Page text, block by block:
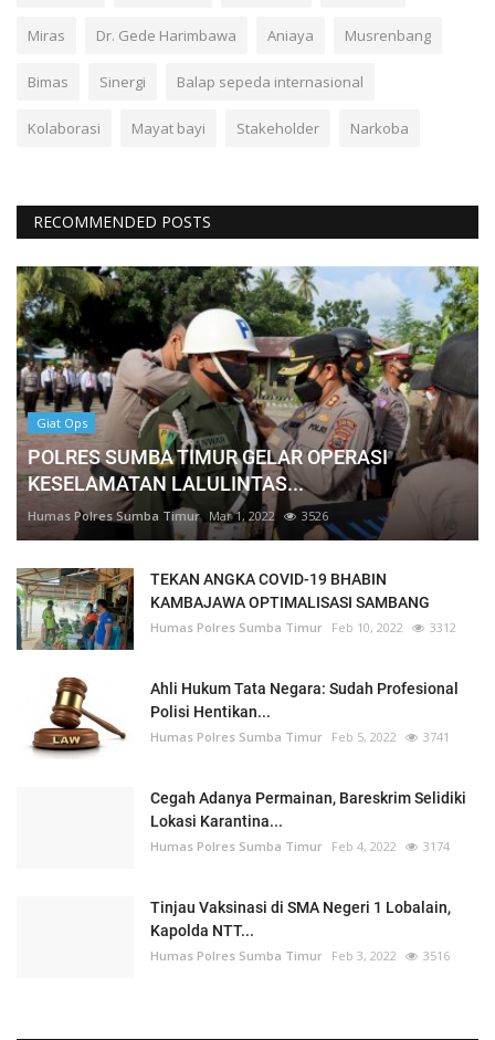
Miras Dr. Gede Harimbawa Aniaya Musrenbang
Bimas Sinergi Balap sepeda internasional
Kolaborasi Mayat bayi Stakeholder Narkoba
RECOMMENDED POSTS
Giat Ops
POLRES SUMBA TIMUR GELAR OPERASI
KESELAMATAN LALULINTAS...
Humas Polres Sumba Timur Mar 1, 2022 3526
TEKAN ANGKA COVID-19 BHABIN
KAMBAJAWA OPTIMALISASI SAMBANG
Humas Polres Sumba Timur Feb 10, 2022 3312
Ahli Hukum Tata Negara: Sudah Profesional
Polisi Hentikan...
Humas Polres Sumba Timur Feb 5, 2022 3741
Cegah Adanya Permainan, Bareskrim Selidiki
Lokasi Karantina...
Humas Polres Sumba Timur Feb 4, 2022 3174
Tinjau Vaksinasi di SMA Negeri 1 Lobalain,
Kapolda NTT...
Humas Polres Sumba Timur Feb 3, 2022 3516